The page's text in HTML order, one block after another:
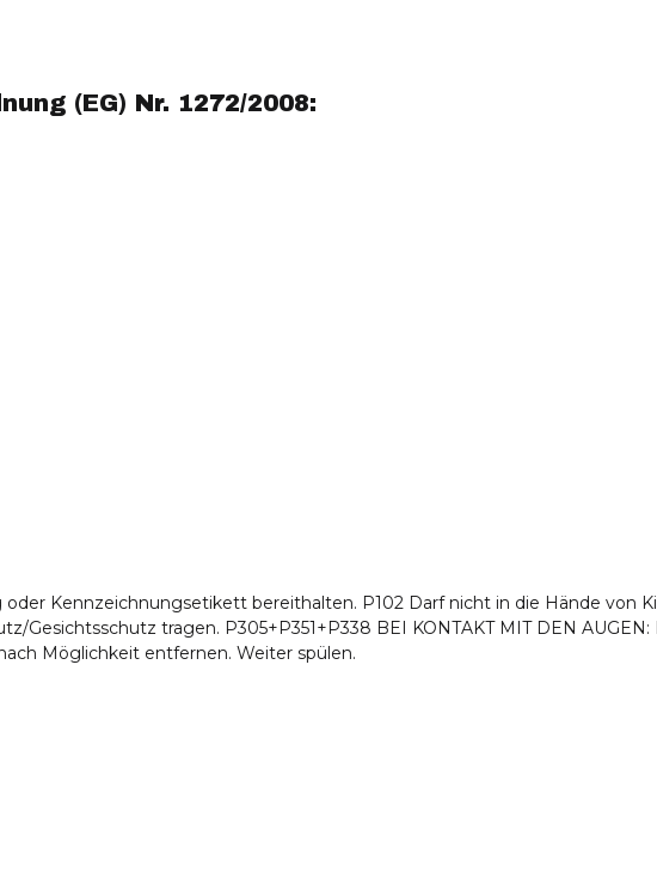
(EG) Nr. 1272/2008:
oder Kennzeichnungsetikett bereithalten. P102 Darf nicht in die Hände von
Gesichtsschutz tragen. P305+P351+P338 BEI KONTAKT MIT DEN
Möglichkeit entfernen. Weiter spülen.